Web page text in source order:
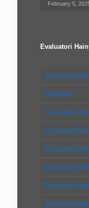
February 5,
Evaluatori
Evaluatori
Parteneri
Evaluatori
Evaluatori
Evaluatori
Evaluatori
Evaluatori
Evaluator